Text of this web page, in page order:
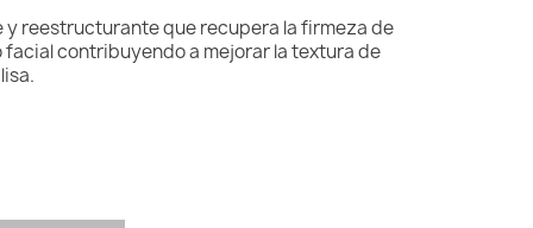
y reestructurante que recupera la firmeza de
contribuyendo a mejorar la textura de